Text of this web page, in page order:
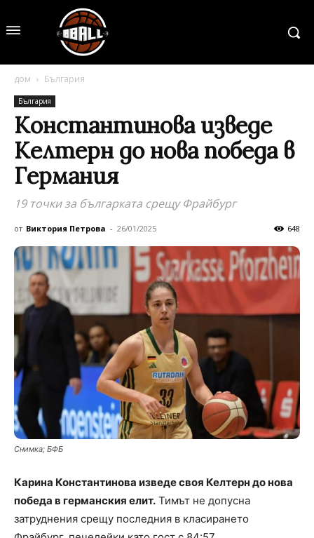
дом България
България
Константинова изведе
Келтерн до нова победа в
Германия
19 точки за българката срещу Фрайбург
от Виктория Петрова - 26/01/2025 648
Снимка; БФБ
Карина Константинова изведе своя Келтерн до нова
победа в германския елит. Тимът не допусна
затруднения срещу последния в класирането